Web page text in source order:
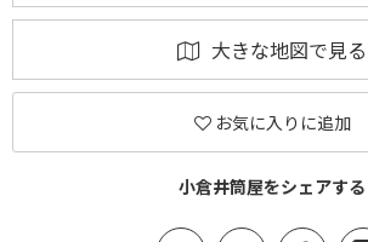
大きな地図で見る
お気に入りに追加
小倉井筒屋をシェアする